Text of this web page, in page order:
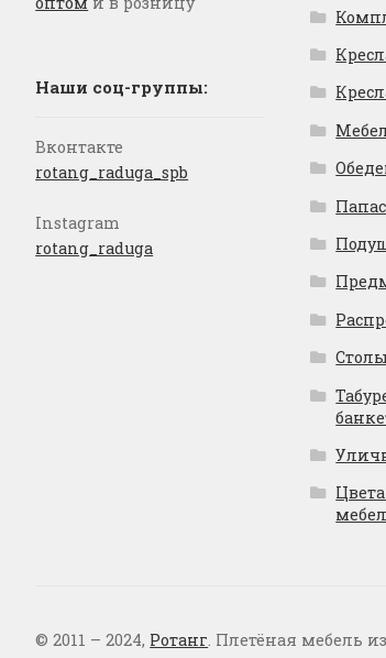
Наши соц-группы:
Вконтакте
rotang_raduga_spb
Instagram
rotang_raduga
Столы
© 2011 – 2024, Ротанг. Плетёная мебель